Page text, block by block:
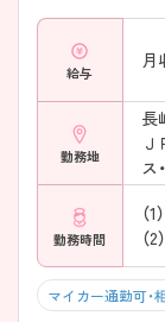
給与
月
勤務地
長
ス
勤務時間
（
（
マイカー通勤可・